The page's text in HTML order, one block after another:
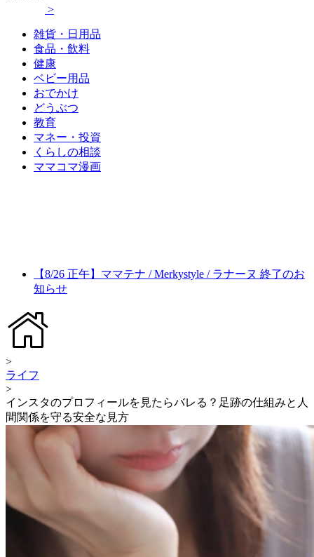
>
雑貨・日用品
食品・飲料
健康
ベビー用品
おでかけ
どうぶつ
教育
マネー・投資
くらしの相談
ママコマ漫画
【8/26 正午】ママテナ / Merkystyle / ラナーヌ 終了のお
知らせ
>
ライフ
>
インスタのプロフィールを見たらバレる？足跡の仕組みと人
間関係を守る安全な見方